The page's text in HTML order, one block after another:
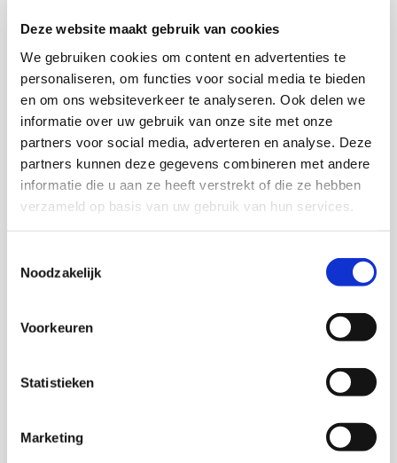
Deze website maakt gebruik van cookies
We gebruiken cookies om content en advertenties te
personaliseren, om functies voor social media te bieden
en om ons websiteverkeer te analyseren. Ook delen we
informatie over uw gebruik van onze site met onze
partners voor social media, adverteren en analyse. Deze
partners kunnen deze gegevens combineren met andere
informatie die u aan ze heeft verstrekt of die ze hebben
verzameld op basis van uw gebruik van hun services.
Noodzakelijk
Voorkeuren
Statistieken
Marketing
Onderzoekers
Trees Pels
Senior onderzoeker en adviseur kwaliteit KIS
Thema's